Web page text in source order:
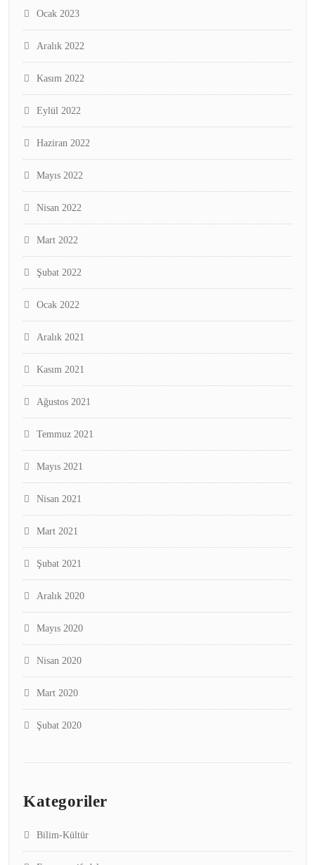
Ocak 2023
Aralık 2022
Kasım 2022
Eylül 2022
Haziran 2022
Mayıs 2022
Nisan 2022
Mart 2022
Şubat 2022
Ocak 2022
Aralık 2021
Kasım 2021
Ağustos 2021
Temmuz 2021
Mayıs 2021
Nisan 2021
Mart 2021
Şubat 2021
Aralık 2020
Mayıs 2020
Nisan 2020
Mart 2020
Şubat 2020
Kategoriler
Bilim-Kültür